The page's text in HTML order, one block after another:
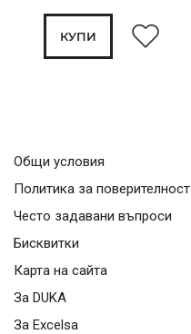
КУПИ
Общи условия
Политика за поверителност
Често задавани въпроси
Бисквитки
Карта на сайта
За DUKA
За Excelsa